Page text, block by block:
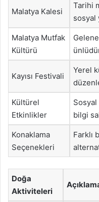
Malatya Kalesi
Tarihi
sosyal
Malatya Mutfak
Kültürü
Kayısı Festivali
Yerel
Kültürel
Etkinlikler
bilgi
Konaklama
Seçenekleri
Farklı
Doğa
Aktiviteleri